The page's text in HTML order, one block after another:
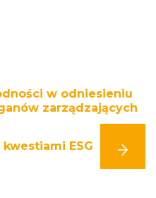
w odniesieniu
zarządzających
ESG